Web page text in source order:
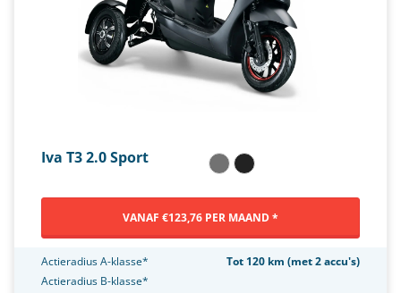
Iva T3 2.0 Sport
VANAF €123,76 PER MAAND *
Actieradius A-klasse*
Tot 120 km (met 2 accu's)
Actieradius B-klasse*